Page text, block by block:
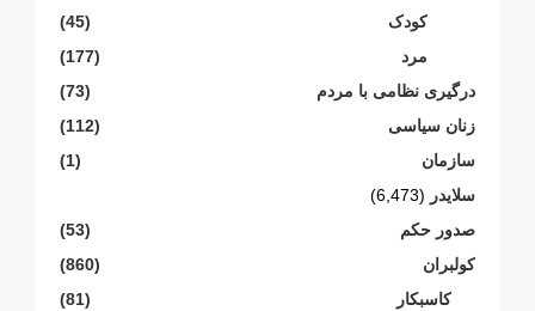
کودک
(45)
مرد
(177)
درگیری نظامی با مردم
(73)
زنان سیاسی
(112)
سازمان
(1)
سلایدر (6,473)
صدور حکم
(53)
کولبران
(860)
کاسبکار
(81)